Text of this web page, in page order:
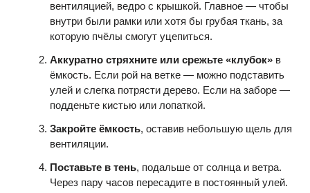
вентиляцией, ведро с крышкой. Главное — чтобы
внутри были рамки или хотя бы грубая ткань, за
которую пчёлы смогут уцепиться.
Аккуратно стряхните или срежьте «клубок»в
ёмкость. Если рой на ветке — можно подставить
улей и слегка потрясти дерево. Если на заборе —
подденьте кистью или лопаткой.
Закройте ёмкость, оставив небольшую щель для
вентиляции.
Поставьте в тень, подальше от солнца и ветра.
Через пару часов пересадите в постоянный улей.